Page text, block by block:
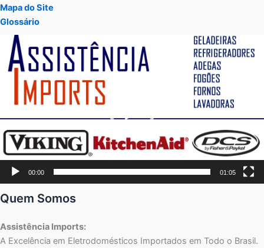
Mapa do Site
Glossário
Tocador
vídeo
00:00 01:05
Quem Somos
Assistência Imports:
A Excelência em Eletrodomésticos Importados em Todo o Brasil.